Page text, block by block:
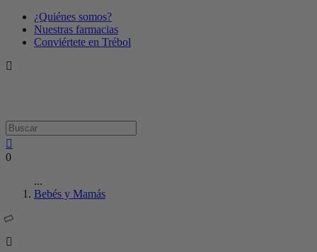
¿Quiénes somos?
Nuestras farmacias
Conviértete en Trébol
0
...
Bebés y Mamás